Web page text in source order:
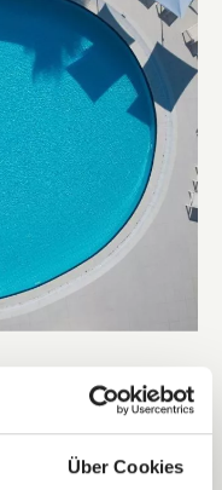
Über Cookies
Außenpool
ist. Mit Unterwasser-
Sonnenliegen
und vollständigen